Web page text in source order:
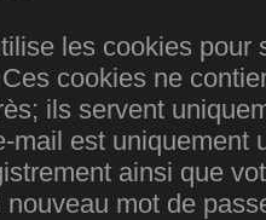
les cookies pour
cookies ne
ils servent
mail est uniquement
ainsi que
nouveau mot de